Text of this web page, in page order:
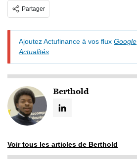
Partager
Ajoutez Actufinance à vos flux Google
Actualités
Berthold
Voir tous les articles de Berthold